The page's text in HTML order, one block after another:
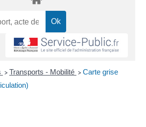
> Transports - Mobilité > Carte grise